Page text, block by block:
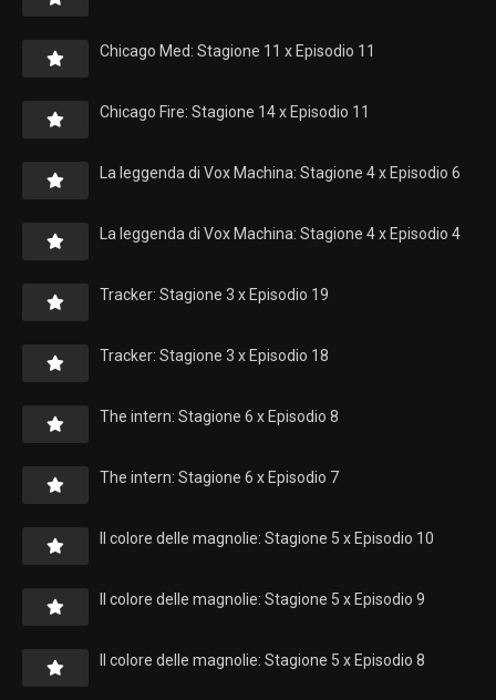
Chicago Med: Stagione 11 x Episodio 11
Chicago Fire: Stagione 14 x Episodio 11
La leggenda di Vox Machina: Stagione 4 x Episodio 6
La leggenda di Vox Machina: Stagione 4 x Episodio 4
Tracker: Stagione 3 x Episodio 19
Tracker: Stagione 3 x Episodio 18
The intern: Stagione 6 x Episodio 8
The intern: Stagione 6 x Episodio 7
Il colore delle magnolie: Stagione 5 x Episodio 10
Il colore delle magnolie: Stagione 5 x Episodio 9
Il colore delle magnolie: Stagione 5 x Episodio 8